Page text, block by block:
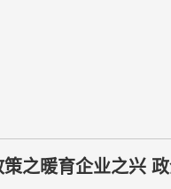
之暖育企业之兴